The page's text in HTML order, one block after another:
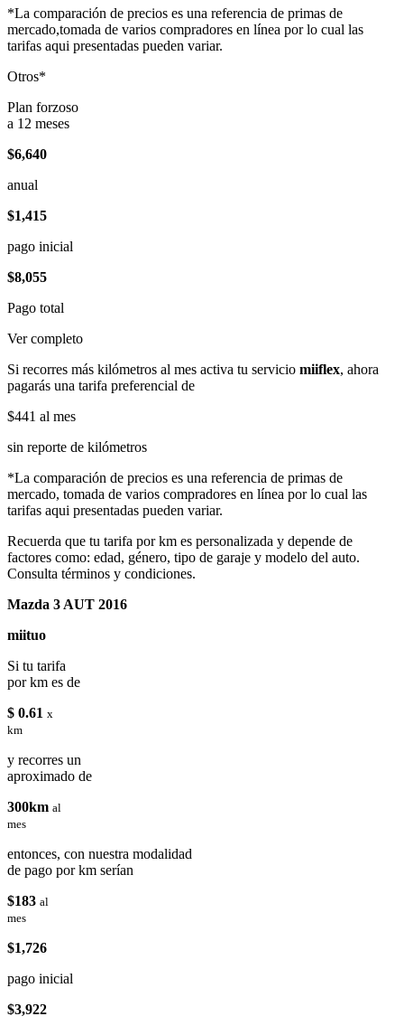
*La comparación de precios es una referencia de primas de
mercado,tomada de varios compradores en línea por lo cual las
tarifas aqui presentadas pueden variar.
Otros*
Plan forzoso
a 12 meses
$6,640
anual
$1,415
pago inicial
$8,055
Pago total
Ver completo
Si recorres más kilómetros al mes activa tu servicio miiflex, ahora
pagarás una tarifa preferencial de
$441 al mes
sin reporte de kilómetros
*La comparación de precios es una referencia de primas de
mercado, tomada de varios compradores en línea por lo cual las
tarifas aqui presentadas pueden variar.
Recuerda que tu tarifa por km es personalizada y depende de
factores como: edad, género, tipo de garaje y modelo del auto.
Consulta términos y condiciones.
Mazda 3 AUT 2016
miituo
Si tu tarifa
por km es de
$ 0.61 x
km
y recorres un
aproximado de
300km al
mes
entonces, con nuestra modalidad
de pago por km serían
$183 al
mes
$1,726
pago inicial
$3,922